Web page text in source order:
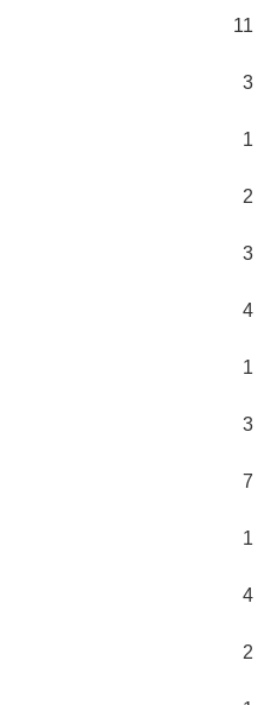
11
3
1
2
3
4
1
3
7
1
4
2